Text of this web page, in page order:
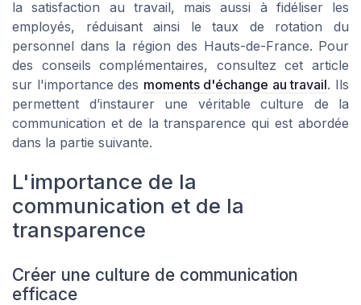
la satisfaction au travail, mais aussi à fidéliser les
employés, réduisant ainsi le taux de rotation du
personnel dans la région des Hauts-de-France. Pour
des conseils complémentaires, consultez cet article
sur l'importance des moments d'échange au travail. Ils
permettent d’instaurer une véritable culture de la
communication et de la transparence qui est abordée
dans la partie suivante.
L'importance de la
communication et de la
transparence
Créer une culture de communication
efficace